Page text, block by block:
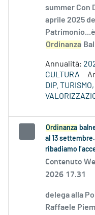
summer Con
aprile 2025
Ordinanza
Annualità:
CULTURA
DIP.
Ordinanza
al 13
ribadiamo
Contenuto
2026 17.31
delega alla
Raffaele